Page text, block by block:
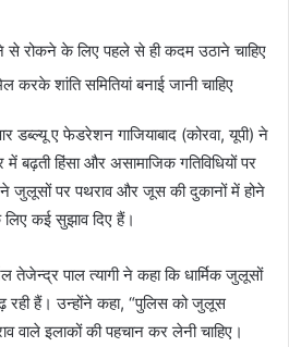
से रोकने के लिए पहले से ही कदम उठाने चाहिए
करके शांति समितियां बनाई जानी चाहिए
ए फेडरेशन गाजियाबाद (कोरवा, यूपी) ने
बढ़ती हिंसा और असामाजिक गतिविधियों पर
जुलूसों पर पथराव और जूस की दुकानों में होने
कई सुझाव दिए हैं।
तेजेन्द्र पाल त्यागी ने कहा कि धार्मिक जुलूसों
रही हैं। उन्होंने कहा, “पुलिस को जुलूस
वाले इलाकों की पहचान कर लेनी चाहिए।